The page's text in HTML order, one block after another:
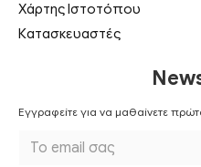
Χάρτης Ιστοτόπου
Κατασκευαστές
Εγγραφείτε για να μαθαίνετε